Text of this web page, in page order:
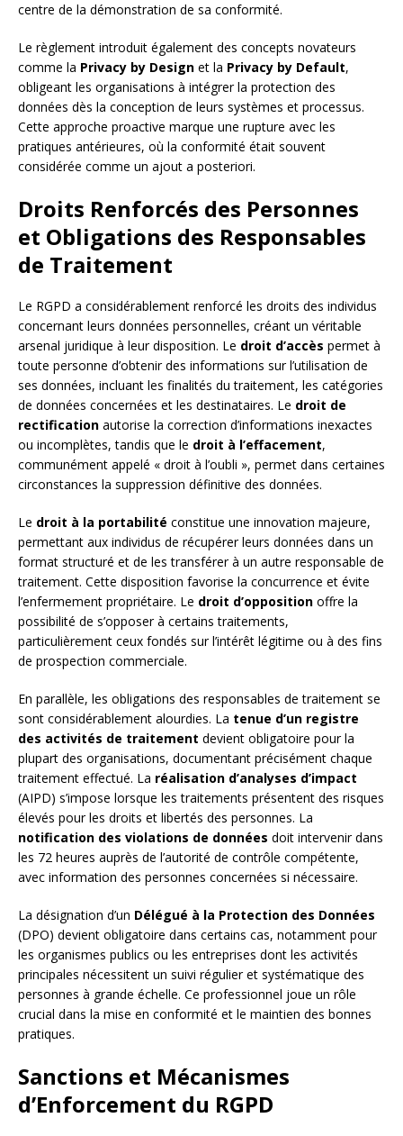
centre de la démonstration de sa conformité.
Le règlement introduit également des concepts novateurs
comme la Privacy by Design et la Privacy by Default,
obligeant les organisations à intégrer la protection des
données dès la conception de leurs systèmes et processus.
Cette approche proactive marque une rupture avec les
pratiques antérieures, où la conformité était souvent
considérée comme un ajout a posteriori.
Droits Renforcés des Personnes
et Obligations des Responsables
de Traitement
Le RGPD a considérablement renforcé les droits des individus
concernant leurs données personnelles, créant un véritable
arsenal juridique à leur disposition. Le droit d’accès permet à
toute personne d’obtenir des informations sur l’utilisation de
ses données, incluant les finalités du traitement, les catégories
de données concernées et les destinataires. Le droit de
rectification autorise la correction d’informations inexactes
ou incomplètes, tandis que le droit à l’effacement,
communément appelé « droit à l’oubli », permet dans certaines
circonstances la suppression définitive des données.
Le droit à la portabilité constitue une innovation majeure,
permettant aux individus de récupérer leurs données dans un
format structuré et de les transférer à un autre responsable de
traitement. Cette disposition favorise la concurrence et évite
l’enfermement propriétaire. Le droit d’opposition offre la
possibilité de s’opposer à certains traitements,
particulièrement ceux fondés sur l’intérêt légitime ou à des fins
de prospection commerciale.
En parallèle, les obligations des responsables de traitement se
sont considérablement alourdies. La tenue d’un registre
des activités de traitement devient obligatoire pour la
plupart des organisations, documentant précisément chaque
traitement effectué. La réalisation d’analyses d’impact
(AIPD) s’impose lorsque les traitements présentent des risques
élevés pour les droits et libertés des personnes. La
notification des violations de données doit intervenir dans
les 72 heures auprès de l’autorité de contrôle compétente,
avec information des personnes concernées si nécessaire.
La désignation d’un Délégué à la Protection des Données
(DPO) devient obligatoire dans certains cas, notamment pour
les organismes publics ou les entreprises dont les activités
principales nécessitent un suivi régulier et systématique des
personnes à grande échelle. Ce professionnel joue un rôle
crucial dans la mise en conformité et le maintien des bonnes
pratiques.
Sanctions et Mécanismes
d’Enforcement du RGPD